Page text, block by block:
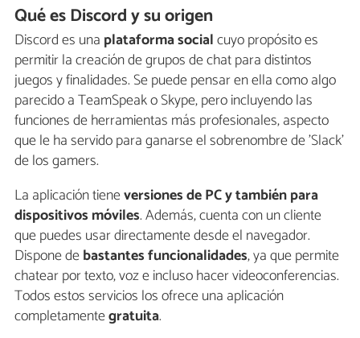
Qué es Discord y su origen
Discord es una plataforma socialcuyo propósito es
permitir la creación de grupos de chat para distintos
juegos y finalidades. Se puede pensar en ella como algo
parecido a TeamSpeak o Skype, pero incluyendo las
funciones de herramientas más profesionales, aspecto
que le ha servido para ganarse el sobrenombre de 'Slack'
de los gamers.
La aplicación tieneversiones de PC y también para
dispositivos móviles. Además, cuenta con un cliente
que puedes usar directamente desde el navegador.
Dispone debastantes funcionalidades, ya que permite
chatear por texto, voz e incluso hacer videoconferencias.
Todos estos servicios los ofrece una aplicación
completamentegratuita.